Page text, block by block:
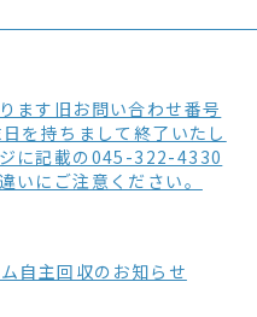
ます旧お問い合わせ番号
を持ちまして終了いたし
に記載の045-322-4330
にご注意ください。
自主回収のお知らせ